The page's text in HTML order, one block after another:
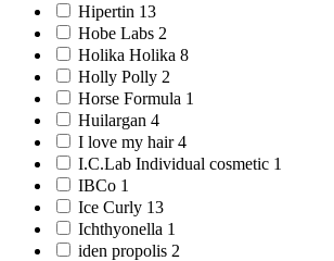
Hipertin 13
Hobe Labs 2
Holika Holika 8
Holly Polly 2
Horse Formula 1
Huilargan 4
I love my hair 4
I.C.Lab Individual cosmetic 1
IBCо 1
Ice Curly 13
Ichthyonella 1
iden propolis 2